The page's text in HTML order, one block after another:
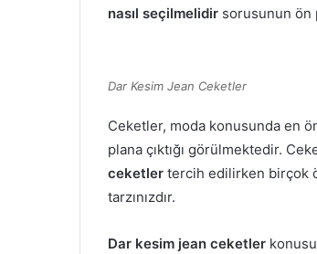
nasıl seçilmelidir sorusunun ön
Dar Kesim Jean Ceketler
Ceketler, moda konusunda en
plana çıktığı görülmektedir.
ceketler tercih edilirken birçok
tarzınızdır.
Dar kesim jean ceketler